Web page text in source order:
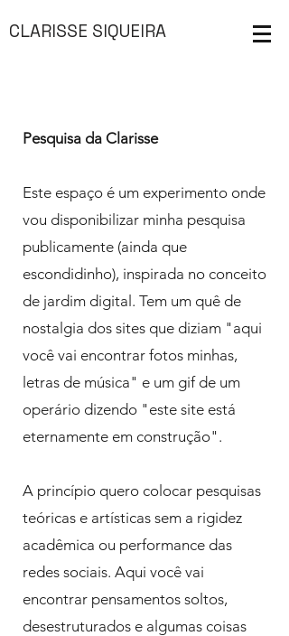
CLARISSE SIQUEIRA
Pesquisa da Clarisse
Este espaço é um experimento onde
vou disponibilizar minha pesquisa
publicamente (ainda que
escondidinho), inspirada no conceito
de jardim digital. Tem um quê de
nostalgia dos sites que diziam "aqui
você vai encontrar fotos minhas,
letras de música" e um gif de um
operário dizendo "este site está
eternamente em construção".
A princípio quero colocar pesquisas
teóricas e artísticas sem a rigidez
acadêmica ou performance das
redes sociais. Aqui você vai
encontrar pensamentos soltos,
desestruturados e algumas coisas